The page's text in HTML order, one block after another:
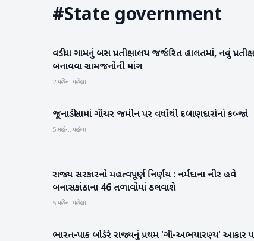
#State government
બનાસકાંઠા
વડીયા ગામનું બસ પ્રતીક્ષાલય જર્જરિત હાલતમાં, નવું
બનાવવા ગ્રામજનોની માંગ
2 મહિના પહેલા
બનાસકાંઠા
જૂનાડીસામાં ગૌચર જમીન પર વર્ષોથી દબાણદારોનો કબ્જો
5 મહિના પહેલા
બનાસકાંઠા
રાજ્ય સરકારનો મહત્વપૂર્ણ નિર્ણય : નર્મદાના નીર હવે
બનાસકાંઠાના 46 તળાવોમાં ઠલવાશે
5 મહિના પહેલા
બનાસકાંઠા
ભારત-પાક બોર્ડરે રાજ્યનું પ્રથમ 'ગૌ-અભયારણ્ય' આકાર